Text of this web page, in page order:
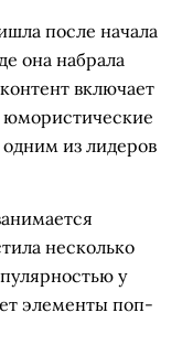
после начала
она набрала
включает
юмористические
одним из лидеров
несколько
у
элементы поп-